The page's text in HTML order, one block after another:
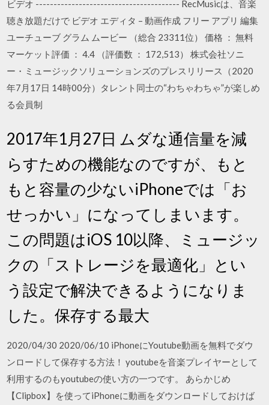
ビデオ ---------------------------------------- RecMusicは、音楽
聴き放題だけで ビデオ エディタ – 動画作成 フリー アプリ 編集
ユーチューブ グラム ムービー （総合 23311位） 価格 ： 無料
マーケット評価 ： 4.4 （評価数 ： 172,513） 株式会社ソニ
ー・ミュージックソリューションズのプレスリリース（2020
年7月17日 14時00分）タレント同士の“わちゃわちゃ”が楽しめ
る会員制
2017年1月27日 ムダな通信量を減
らすための機能なのですが、もと
もと容量の少ないiPhoneでは「お
せっかい」になってしまいます。
この問題はiOS 10以降、ミュージッ
クの「ストレージを最適化」とい
う設定で解決できるようになりま
した。保存する最大
2020/04/30 2020/06/10 iPhoneにYoutube動画を無料でダウ
ンロードして保存する方法！ youtubeを音楽プレイヤーとして
利用するのもyoutubeの使い方の一つです。 あらかじめ
【Clipbox】を使ってiPhoneに動画をダウンロードしておけば